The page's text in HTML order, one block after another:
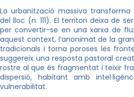
La urbanització massiva transforma
del lloc (n. 111). El territori deixa de
per convertir-se en una xarxa de
aquest context, l’anonimat de la
tradicionals i torna poroses les
suggereix una resposta pastoral
rostre al que és fragmentat i teixir
dispersió, habitant amb
vulnerabilitat.